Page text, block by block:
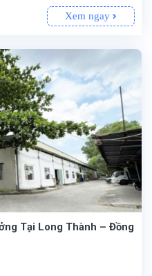
Xem ngay
Tại Long Thành – Đồng